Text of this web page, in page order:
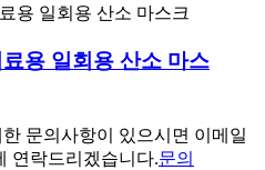
용 일회용 산소 마스
문의사항이 있으시면 이메일
연락드리겠습니다.문의